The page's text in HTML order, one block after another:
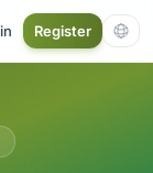
Register